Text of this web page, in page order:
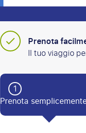
Prenota
Il tuo viaggio
1
Prenota